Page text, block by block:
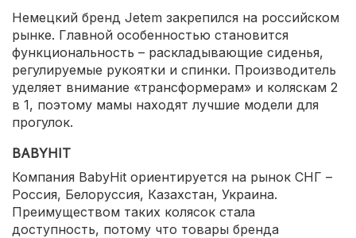
Немецкий бренд Jetem закрепился на российском
рынке. Главной особенностью становится
функциональность – раскладывающие сиденья,
регулируемые рукоятки и спинки. Производитель
уделяет внимание «трансформерам» и коляскам 2
в 1, поэтому мамы находят лучшие модели для
прогулок.
BABYHIT
Компания BabyHit ориентируется на рынок СНГ –
Россия, Белоруссия, Казахстан, Украина.
Преимуществом таких колясок стала
доступность, потому что товары бренда